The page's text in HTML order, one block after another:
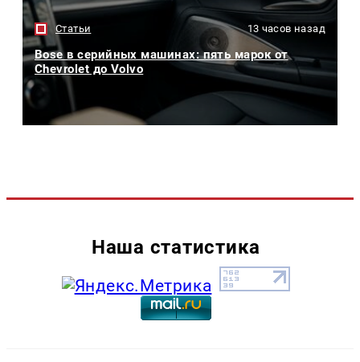
Статьи 13 часов назад
Bose в серийных машинах: пять марок от
Chevrolet до Volvo
Наша статистика